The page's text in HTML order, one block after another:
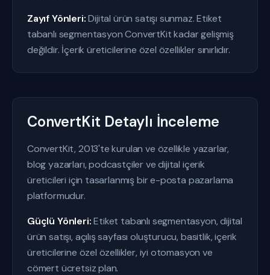
Zayıf Yönleri:Dijital ürün satışı sunmaz. Etiket
tabanlı segmentasyon ConvertKit kadar gelişmiş
değildir. İçerik üreticilerine özel özellikler sınırlıdır.
ConvertKit Detaylı İnceleme
ConvertKit, 2013'te kurulan ve özellikle yazarlar,
blog yazarları, podcastçiler ve dijital içerik
üreticileri için tasarlanmış bir e-posta pazarlama
platformudur.
Güçlü Yönleri:Etiket tabanlı segmentasyon, dijital
ürün satışı, açılış sayfası oluşturucu, basitlik, içerik
üreticilerine özel özellikler, iyi otomasyon ve
cömert ücretsiz plan.